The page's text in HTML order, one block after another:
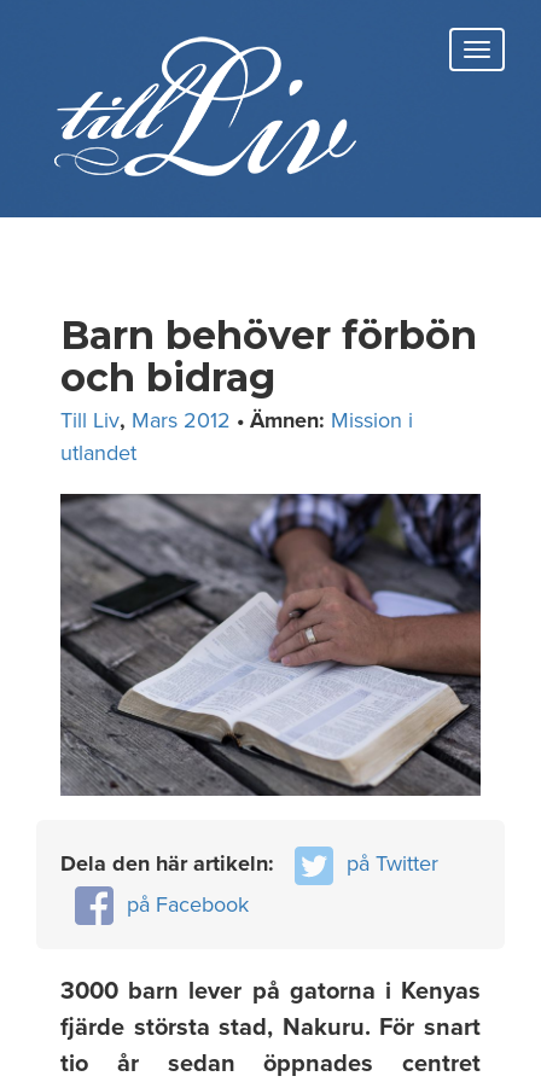
Barn behöver förbön
och bidrag
Till Liv, Mars 2012 • Ämnen: Mission i
utlandet
Dela den här artikeln:
på Twitter
på Facebook
3000 barn lever på gatorna i Kenyas
fjärde största stad, Nakuru. För snart
tio år sedan öppnades centret